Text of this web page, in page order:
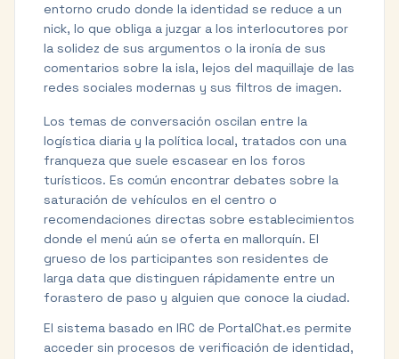
entorno crudo donde la identidad se reduce a un
nick, lo que obliga a juzgar a los interlocutores por
la solidez de sus argumentos o la ironía de sus
comentarios sobre la isla, lejos del maquillaje de las
redes sociales modernas y sus filtros de imagen.
Los temas de conversación oscilan entre la
logística diaria y la política local, tratados con una
franqueza que suele escasear en los foros
turísticos. Es común encontrar debates sobre la
saturación de vehículos en el centro o
recomendaciones directas sobre establecimientos
donde el menú aún se oferta en mallorquín. El
grueso de los participantes son residentes de
larga data que distinguen rápidamente entre un
forastero de paso y alguien que conoce la ciudad.
El sistema basado en IRC de PortalChat.es permite
acceder sin procesos de verificación de identidad,